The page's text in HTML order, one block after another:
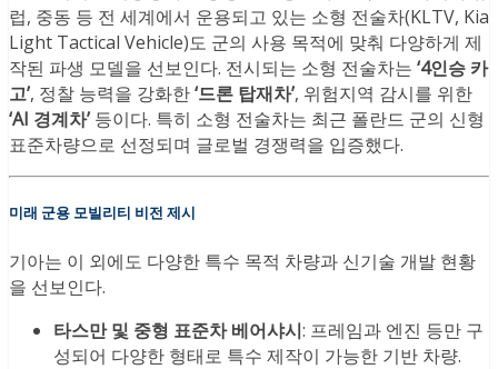
럽, 중동 등 전 세계에서 운용되고 있는 소형 전술차(KLTV, Kia
Light Tactical Vehicle)도 군의 사용 목적에 맞춰 다양하게 제
작된 파생 모델을 선보인다. 전시되는 소형 전술차는 ‘4인승 카
고’, 정찰 능력을 강화한‘드론 탑재차’, 위험지역 감시를 위한
‘AI 경계차’ 등이다. 특히 소형 전술차는 최근 폴란드 군의 신형
표준차량으로 선정되며 글로벌 경쟁력을 입증했다.
미래 군용 모빌리티 비전 제시
기아는 이 외에도 다양한 특수 목적 차량과 신기술 개발 현황
을 선보인다.
타스만 및 중형 표준차 베어샤시: 프레임과 엔진 등만 구
성되어 다양한 형태로 특수 제작이 가능한 기반 차량.